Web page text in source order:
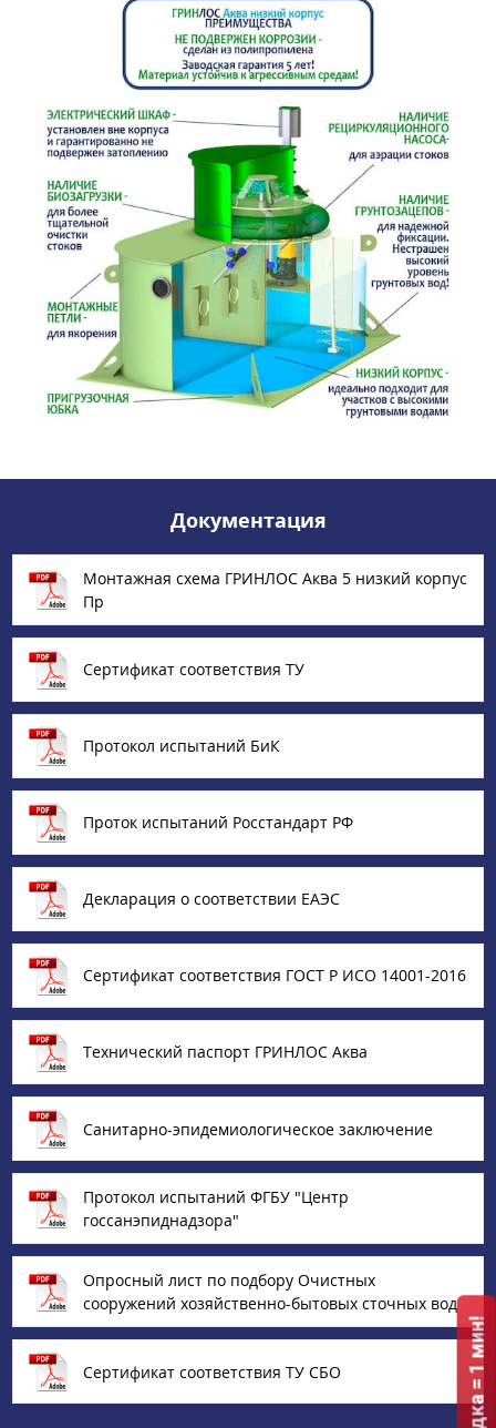
Документация
Монтажная схема ГРИНЛОС Аква 5 низкий корпус
Пр
Сертификат соответствия ТУ
Протокол испытаний БиК
Проток испытаний Росстандарт РФ
Декларация о соответствии ЕАЭС
Сертификат соответствия ГОСТ Р ИСО 14001-2016
Технический паспорт ГРИНЛОС Аква
Санитарно-эпидемиологическое заключение
Протокол испытаний ФГБУ "Центр
госсанэпиднадзора"
Опросный лист по подбору Очистных
сооружений хозяйственно-бытовых сточных вод
Сертификат соответствия ТУ СБО